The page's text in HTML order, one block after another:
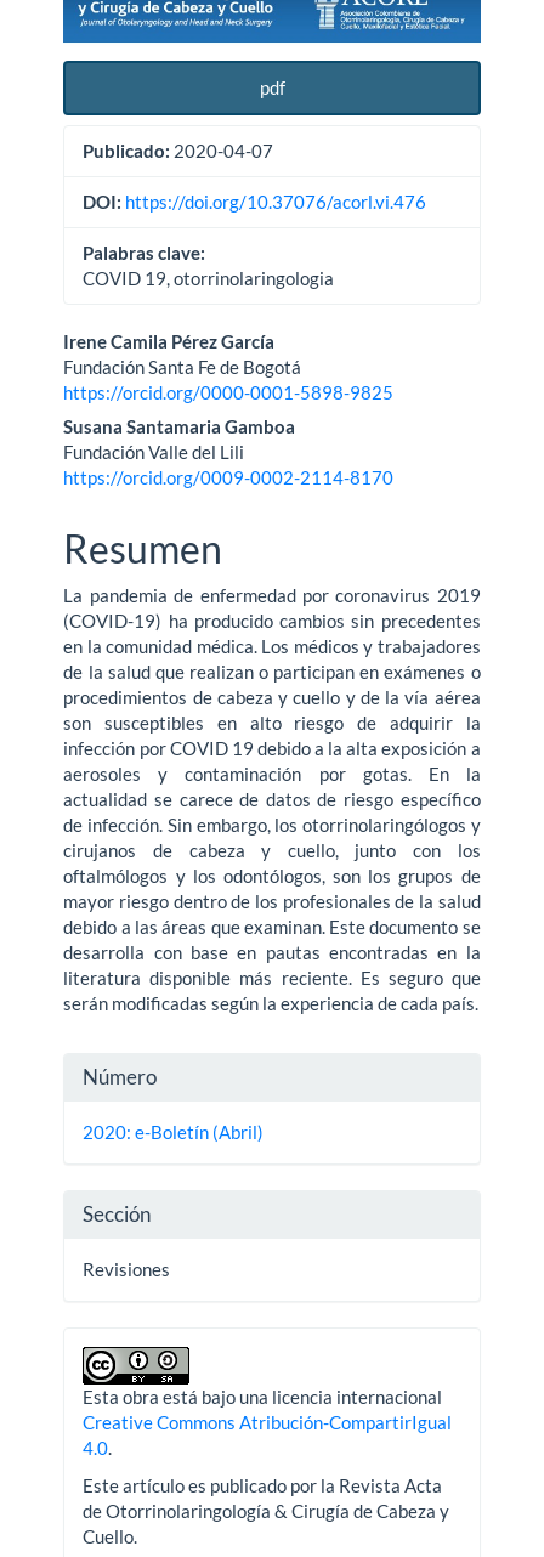
pdf
Publicado: 2020-04-07
DOI: https://doi.org/10.37076/acorl.vi.476
Palabras clave:
COVID 19, otorrinolaringologia
Contenido
principal
del
artículo
Irene Camila Pérez García
Fundación Santa Fe de Bogotá
https://orcid.org/0000-0001-5898-9825
Susana Santamaria Gamboa
Fundación Valle del Lili
https://orcid.org/0009-0002-2114-8170
Resumen
La pandemia de enfermedad por coronavirus 2019
(COVID-19) ha producido cambios sin precedentes
en la comunidad médica. Los médicos y trabajadores
de la salud que realizan o participan en exámenes o
procedimientos de cabeza y cuello y de la vía aérea
son susceptibles en alto riesgo de adquirir la
infección por COVID 19 debido a la alta exposición a
aerosoles y contaminación por gotas. En la
actualidad se carece de datos de riesgo específico
de infección. Sin embargo, los otorrinolaringólogos y
cirujanos de cabeza y cuello, junto con los
oftalmólogos y los odontólogos, son los grupos de
mayor riesgo dentro de los profesionales de la salud
debido a las áreas que examinan. Este documento se
desarrolla con base en pautas encontradas en la
literatura disponible más reciente. Es seguro que
serán modificadas según la experiencia de cada país.
Detalles
del
Número
2020: e-Boletín (Abril)
Sección
Revisiones
Esta obra está bajo una licencia internacional
Creative Commons Atribución-CompartirIgual
4.0.
Este artículo es publicado por la Revista Acta
de Otorrinolaringología & Cirugía de Cabeza y
Cuello.